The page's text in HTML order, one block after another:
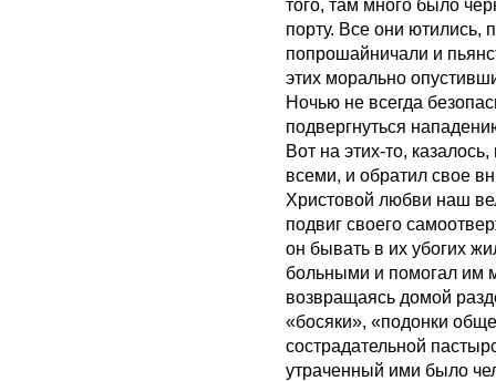
того, там много было
порту. Все они ютились,
попрошайничали и
этих морально
Ночью не всегда
подвергнуться
Вот на этих-то,
всеми, и обратил свое
Христовой любви наш
подвиг своего
он бывать в их убогих
больными и помогал им
возвращаясь домой
«босяки», «подонки
сострадательной
утраченный ими было